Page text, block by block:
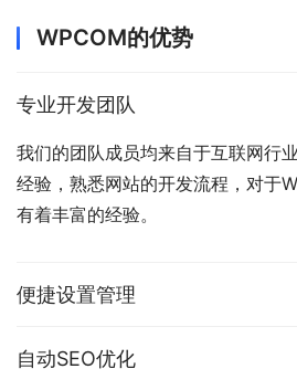
WPCOM的优势
专业开发团队
我们的团队成员均来自于互联网行
经验，熟悉网站的开发流程，对于
有着丰富的经验。
便捷设置管理
自动SEO优化